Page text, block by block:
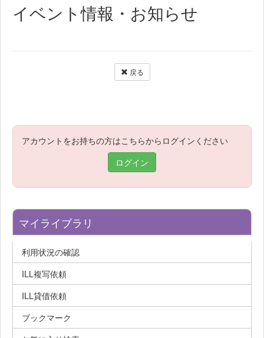
イベント情報・お知らせ
戻る
アカウントをお持ちの方はこちらからログインください
ログイン
マイライブラリ
利用状況の確認
ILL複写依頼
ILL貸借依頼
ブックマーク